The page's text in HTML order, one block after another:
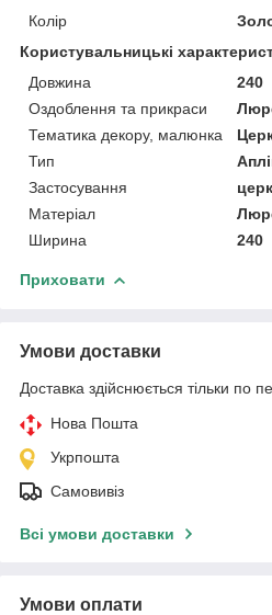
Колір
Користувальницькі
Довжина
240
Оздоблення та прикраси
Тематика декору, малюнка
Тип
Застосування
Матеріал
Ширина
240
Приховати
Умови доставки
Доставка здійснюється тільки по
Нова Пошта
Укрпошта
Самовивіз
Всі умови доставки
Умови оплати